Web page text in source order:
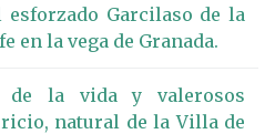
Garcilaso de la
en la vega de Granada.
de la vida y valerosos
natural de la Villa de